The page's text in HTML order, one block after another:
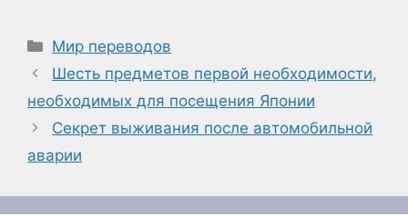
Рубрики
Мир переводов
Шесть предметов первой необходимости,
необходимых для посещения Японии
Секрет выживания после автомобильной
аварии